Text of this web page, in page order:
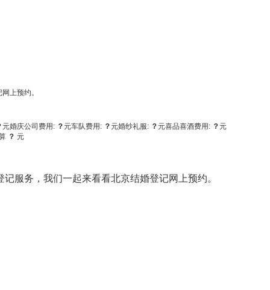
上预约。
元婚庆公司费用: ？元车队费用: ？元婚纱礼服: ？元喜品喜酒费用: ？元
？ 元
务，我们一起来看看北京结婚登记网上预约。